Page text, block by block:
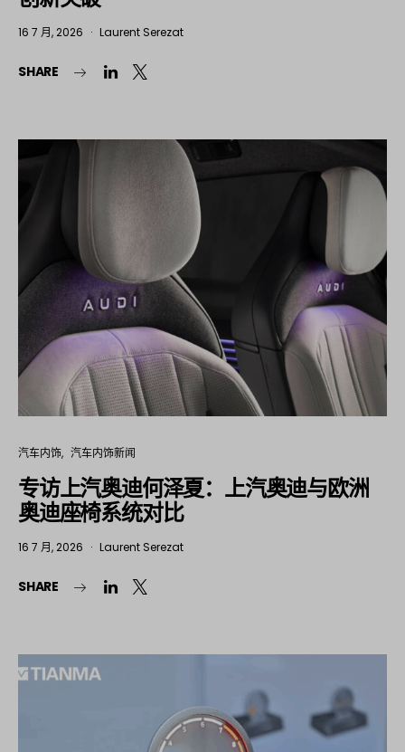
16 7 月, 2026 Laurent Serezat
SHARE
汽车内饰 汽车内饰新闻
专访上汽奥迪何泽夏：上汽奥迪与欧洲
奥迪座椅系统对比
16 7 月, 2026 Laurent Serezat
SHARE